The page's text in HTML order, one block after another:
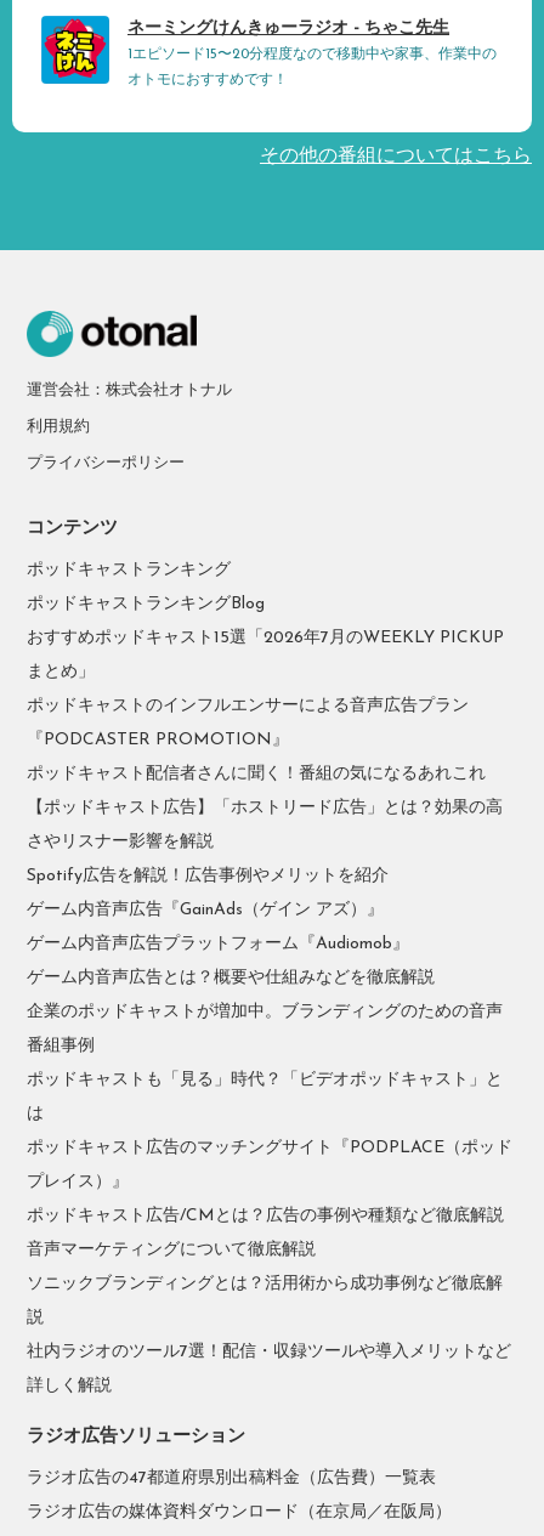
ネーミングけんきゅーラジオ - ちゃこ先生
1エピソード15〜20分程度なので移動中や家事、作業中の
オトモにおすすめです！
その他の番組についてはこちら
運営会社：株式会社オトナル
利用規約
プライバシーポリシー
コンテンツ
ポッドキャストランキング
ポッドキャストランキングBlog
おすすめポッドキャスト15選「2026年7月のWEEKLY PICKUP
まとめ」
ポッドキャストのインフルエンサーによる音声広告プラン
『PODCASTER PROMOTION』
ポッドキャスト配信者さんに聞く！番組の気になるあれこれ
【ポッドキャスト広告】「ホストリード広告」とは？効果の高
さやリスナー影響を解説
Spotify広告を解説！広告事例やメリットを紹介
ゲーム内音声広告『GainAds（ゲイン アズ）』
ゲーム内音声広告プラットフォーム『Audiomob』
ゲーム内音声広告とは？概要や仕組みなどを徹底解説
企業のポッドキャストが増加中。ブランディングのための音声
番組事例
ポッドキャストも「見る」時代？「ビデオポッドキャスト」と
は
ポッドキャスト広告のマッチングサイト『PODPLACE（ポッド
プレイス）』
ポッドキャスト広告/CMとは？広告の事例や種類など徹底解説
音声マーケティングについて徹底解説
ソニックブランディングとは？活用術から成功事例など徹底解
説
社内ラジオのツール7選！配信・収録ツールや導入メリットなど
詳しく解説
ラジオ広告ソリューション
ラジオ広告の47都道府県別出稿料金（広告費）一覧表
ラジオ広告の媒体資料ダウンロード（在京局／在阪局）